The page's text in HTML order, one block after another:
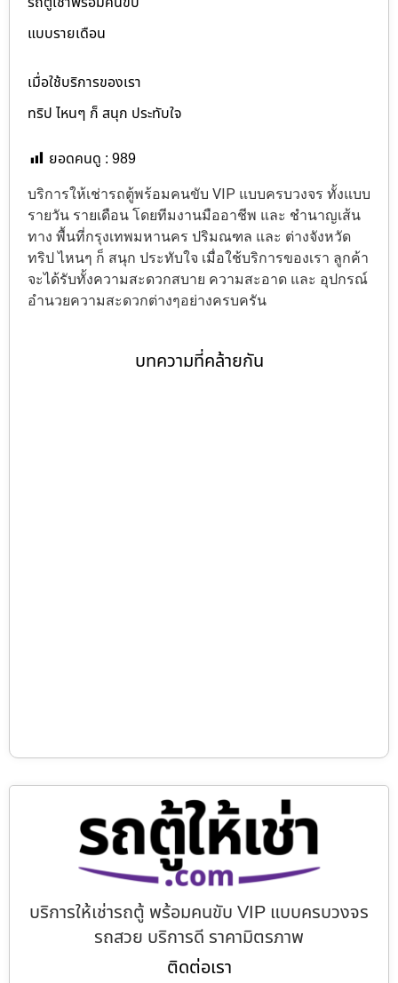
แบบรายเดือน
เมื่อใช้บริการของเรา
ทริป ไหนๆ ก็ สนุก ประทับใจ
ยอดคนดู : 989
บริการให้เช่ารถตู้พร้อมคนขับ VIP แบบครบวงจร ทั้งแบบ
รายวัน รายเดือน โดยทีมงานมืออาชีพ และ ชำนาญเส้น
ทาง พื้นที่กรุงเทพมหานคร ปริมณฑล และ ต่างจังหวัด
ทริป ไหนๆ ก็ สนุก ประทับใจ เมื่อใช้บริการของเรา ลูกค้า
จะได้รับทั้งความสะดวกสบาย ความสะอาด และ อุปกรณ์
อำนวยความสะดวกต่างๆอย่างครบครัน
บทความที่คล้ายกัน
บริการให้เช่ารถตู้ พร้อมคนขับ VIP แบบครบวงจร
รถสวย บริการดี ราคามิตรภาพ
ติดต่อเรา